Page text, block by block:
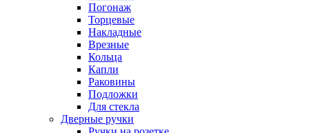
Погонаж
Торцевые
Накладные
Врезные
Кольца
Капли
Раковины
Подложки
Для стекла
Дверные ручки